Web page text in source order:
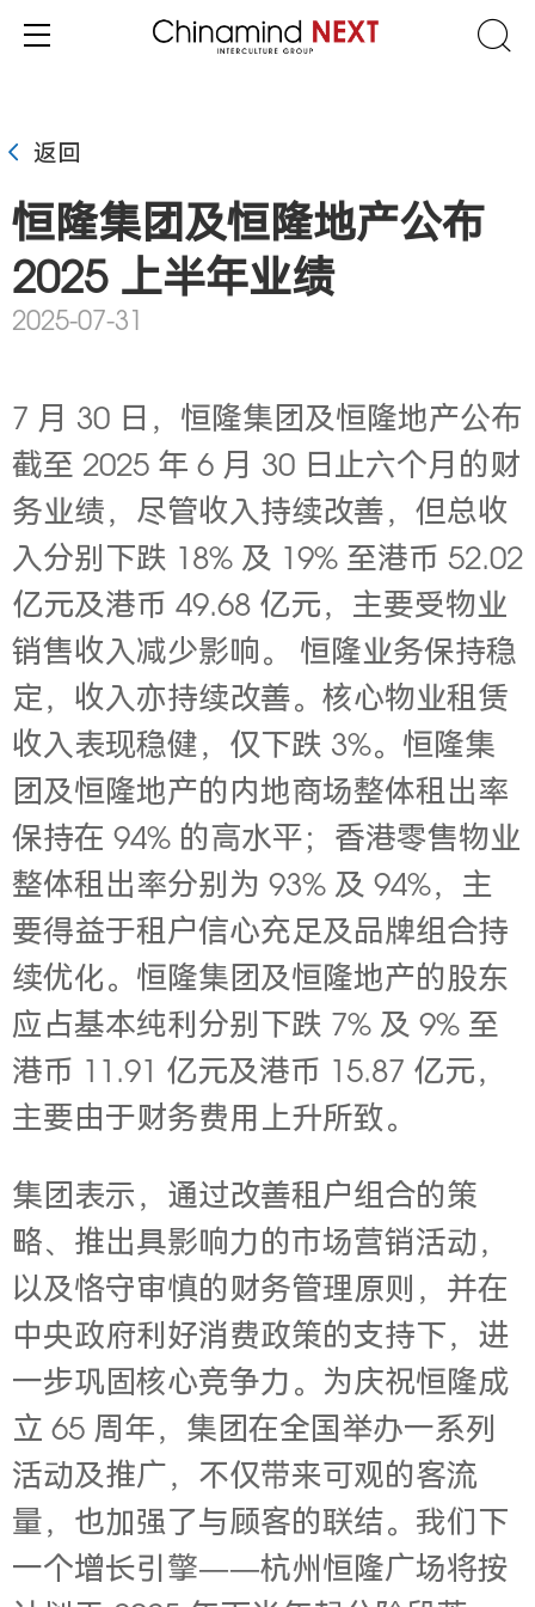
返回
恒隆集团及恒隆地产公布
2025 上半年业绩
2025-07-31
7 月 30 日，恒隆集团及恒隆地产公布
截至 2025 年 6 月 30 日止六个月的财
务业绩，尽管收入持续改善，但总收
入分别下跌 18% 及 19% 至港币 52.02
亿元及港币 49.68 亿元，主要受物业
销售收入减少影响。 恒隆业务保持稳
定，收入亦持续改善。核心物业租赁
收入表现稳健，仅下跌 3%。恒隆集
团及恒隆地产的内地商场整体租出率
保持在 94% 的高水平；香港零售物业
整体租出率分别为 93% 及 94%，主
要得益于租户信心充足及品牌组合持
续优化。恒隆集团及恒隆地产的股东
应占基本纯利分别下跌 7% 及 9% 至
港币
11.91 亿元及港币
15.87 亿元，
主要由于财务费用上升所致。
集团表示，通过改善租户组合的策
略、推出具影响力的市场营销活动，
以及恪守审慎的财务管理原则，并在
中央政府利好消费政策的支持下，进
一步巩固核心竞争力。为庆祝恒隆成
立 65 周年，集团在全国举办一系列
活动及推广，不仅带来可观的客流
量，也加强了与顾客的联结。我们下
一个增长引擎——杭州恒隆广场将按